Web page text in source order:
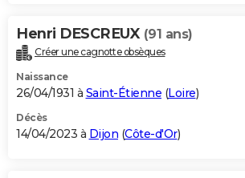
Carte de Noël
Carte Bonne année
Carte Saint-Valentin
Carte Pâques
Carte d'anniversaire
DICTIONNAIRE
Dictionnaire
Biographies
Citations
Expressions
Proverbes
PROGRAMME TV
S'inscrire
Se connecter
Lycées
Collèges
Primaires
Universités
Entreprises
Service militaire
Avis de recherche
AVIS DE DÉCÈS
Henri DESCREUX (91 ans)
Créer une cagnotte obsèques
Naissance
26/04/1931 à Saint-Étienne (Loire)
Décès
14/04/2023 à Dijon (Côte-d'Or)